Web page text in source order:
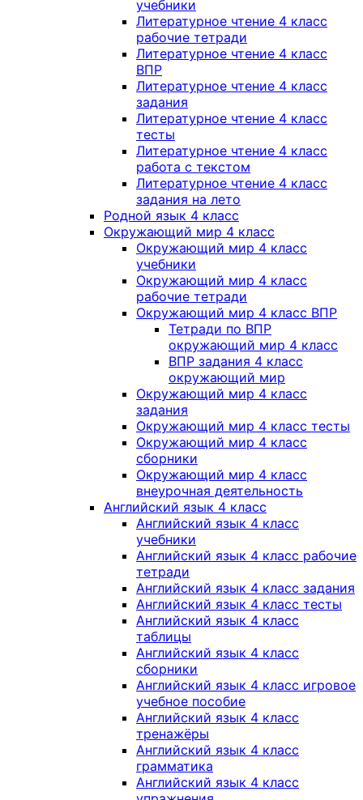
учебники
Литературное чтение 4 класс
рабочие тетради
Литературное чтение 4 класс
ВПР
Литературное чтение 4 класс
задания
Литературное чтение 4 класс
тесты
Литературное чтение 4 класс
работа с текстом
Литературное чтение 4 класс
задания на лето
Родной язык 4 класс
Окружающий мир 4 класс
Окружающий мир 4 класс
учебники
Окружающий мир 4 класс
рабочие тетради
Окружающий мир 4 класс ВПР
Тетради по ВПР
окружающий мир 4 класс
ВПР задания 4 класс
окружающий мир
Окружающий мир 4 класс
задания
Окружающий мир 4 класс тесты
Окружающий мир 4 класс
сборники
Окружающий мир 4 класс
внеурочная деятельность
Английский язык 4 класс
Английский язык 4 класс
учебники
Английский язык 4 класс рабочие
тетради
Английский язык 4 класс задания
Английский язык 4 класс тесты
Английский язык 4 класс
таблицы
Английский язык 4 класс
сборники
Английский язык 4 класс игровое
учебное пособие
Английский язык 4 класс
тренажёры
Английский язык 4 класс
грамматика
Английский язык 4 класс